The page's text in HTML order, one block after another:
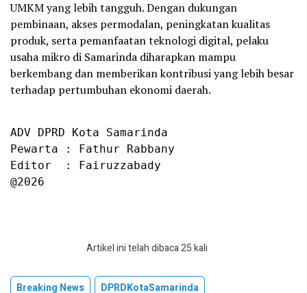
UMKM yang lebih tangguh. Dengan dukungan
pembinaan, akses permodalan, peningkatan kualitas
produk, serta pemanfaatan teknologi digital, pelaku
usaha mikro di Samarinda diharapkan mampu
berkembang dan memberikan kontribusi yang lebih besar
terhadap pertumbuhan ekonomi daerah.
ADV DPRD Kota Samarinda
Pewarta : Fathur Rabbany
Editor  : Fairuzzabady
@2026
Artikel ini telah dibaca 25 kali
Breaking News
DPRDKotaSamarinda